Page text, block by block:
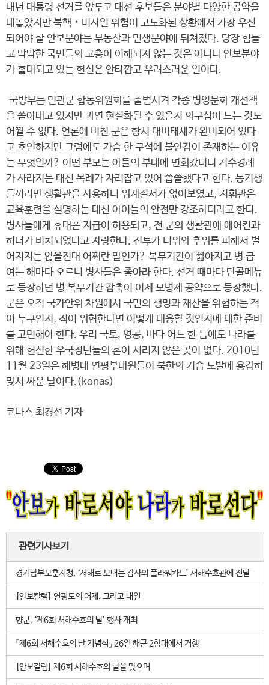
내년 대통령 선거를 앞두고 대선 후보들은 분야별 다양한 공약을
내놓았지만 북핵‧미사일 위험이 고도화된 상황에서 가장 우선
되어야 할 안보분야는 부동산과 민생분야에 뒤쳐졌다. 당장 힘들
고 막막한 국민들의 고충이 이해되지 않는 것은 아니나 안보분야
가 홀대되고 있는 현실은 안타깝고 우려스러운 일이다.
국방부는 민관군 합동위원회를 출범시켜 각종 병영문화 개선책
을 쏟아내고 있지만 과연 현실화될 수 있을지 의구심이 드는 것도
어쩔 수 없다. 언론에 비친 군은 항시 대비태세가 완비되어 있다
고 호언하지만 그럼에도 가슴 한 구석에 불안감이 존재하는 이유
는 무엇일까? 어떤 부모는 아들의 부대에 면회갔더니 거수경례
가 사라지는 대신 목례가 자리잡고 있어 씁쓸했다고 한다. 동기생
들끼리만 생활관을 사용하니 위계질서가 없어보였고, 지휘관은
교육훈련을 설명하는 대신 아이들의 안전만 강조하더라고 한다.
병사들에게 휴대폰 지급이 허용되고, 전 군의 생활관에 에어컨과
히터가 비치되었다고 자랑한다. 전투가 더위와 추위를 피해서 벌
어지지는 않을진대 어쩌란 말인가? 복무기간이 짧아지고 병 급
여는 해마다 오르니 병사들은 좋아라 한다. 선거 때마다 단골메뉴
로 등장하던 병 복무기간 감축이 이제 모병제 공약으로 등장했다.
군은 오직 국가안위 차원에서 국민의 생명과 재산을 위협하는 적
이 누구인지, 적이 위협한다면 어떻게 대응할 것인지에 대한 준비
를 고민해야 한다. 우리 국토, 영공, 바다 어느 한 틈에도 나라를
위해 헌신한 우국청년들의 혼이 서리지 않은 곳이 없다. 2010년
11월 23일은 해병대 연평부대원들이 북한의 기습 도발에 용감히
맞서 싸운 날이다.(konas)
코나스 최경선 기자
관련기사보기
경기남부보훈지청, ‘서해로 보내는 감사의 플라워카드’ 서해수호관에 전달
[안보칼럼] 연평도의 어제, 그리고 내일
향군, ‘제6회 서해수호의 날’ 행사 개최
「제6회 서해수호의 날 기념식」 26일 해군 2함대에서 거행
[안보칼럼] 제6회 서해수호의 날을 맞으며